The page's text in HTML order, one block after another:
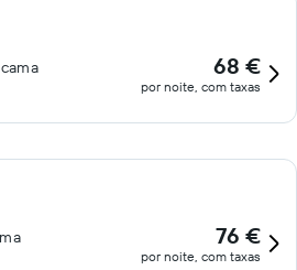
68 €
por noite, com taxas
76 €
por noite, com taxas